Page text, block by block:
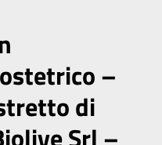
–
di